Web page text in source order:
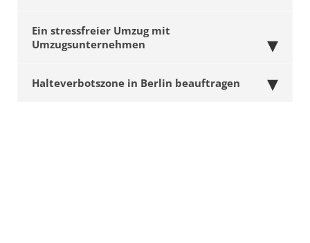
Ein stressfreier Umzug mit
Umzugsunternehmen
Halteverbotszone in Berlin beauftragen